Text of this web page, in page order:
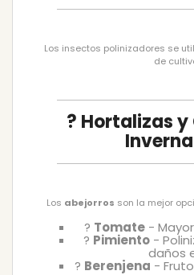
Los insectos polinizadores se
de
? Hortalizas
Los abejorros son la mejor
? Tomate -
? Pimiento -
daños
? Berenjena -